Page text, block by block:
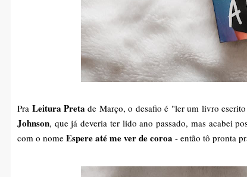
Pra Leitura Preta de Março, o desafio é "ler um livro
Johnson, que já deveria ter lido ano passado, mas acabei
com o nome Espere até me ver de coroa - então tô pronta